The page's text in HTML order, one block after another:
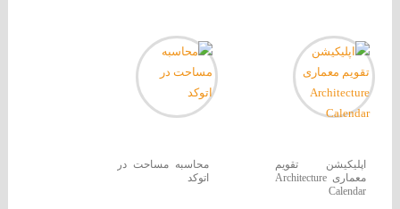
اپلیکیشن تقویم
معماری Architecture
Calendar
محاسبه مساحت در
اتوکد